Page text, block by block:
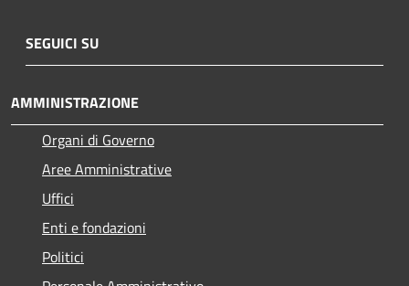
SEGUICI SU
AMMINISTRAZIONE
Organi di Governo
Aree Amministrative
Uffici
Enti e fondazioni
Politici